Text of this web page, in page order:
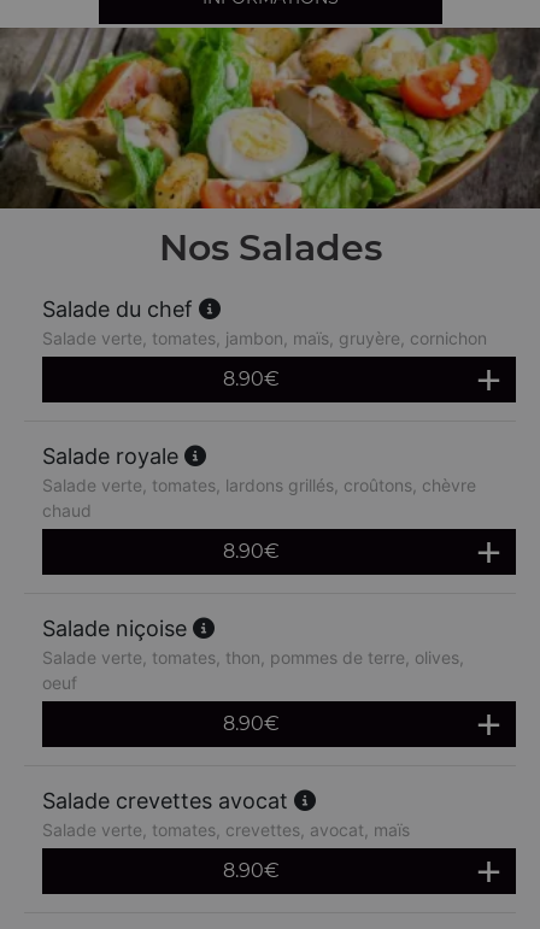
Nos Salades
Salade du chef
Salade verte, tomates, jambon, maïs, gruyère, cornichon
8.90€
Salade royale
Salade verte, tomates, lardons grillés, croûtons, chèvre
chaud
8.90€
Salade niçoise
Salade verte, tomates, thon, pommes de terre, olives,
oeuf
8.90€
Salade crevettes avocat
Salade verte, tomates, crevettes, avocat, maïs
8.90€